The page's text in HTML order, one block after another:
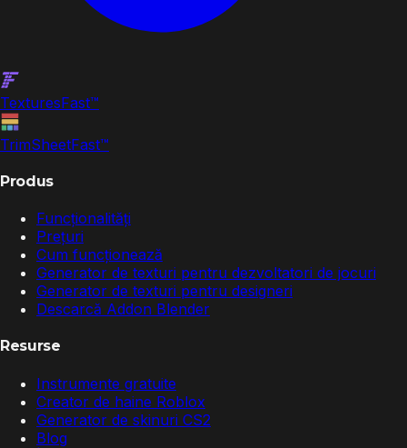
TexturesFast™
TrimSheetFast™
Produs
Funcționalități
Prețuri
Cum funcționează
Generator de texturi pentru dezvoltatori de jocuri
Generator de texturi pentru designeri
Descarcă Addon Blender
Resurse
Instrumente gratuite
Creator de haine Roblox
Generator de skinuri CS2
Blog